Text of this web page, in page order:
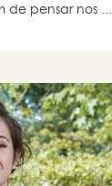
de pensar nos ...